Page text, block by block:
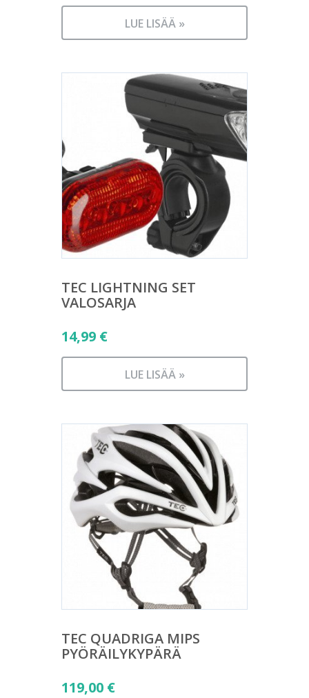
LUE LISÄÄ »
TEC LIGHTNING SET
VALOSARJA
14,99 €
LUE LISÄÄ »
TEC QUADRIGA MIPS
PYÖRÄILYKYPÄRÄ
119,00 €